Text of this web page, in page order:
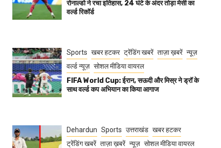
रोनाल्डो ने रचा इतिहास, 24 घंटे के अंदर तोड़ा मेसी का
वर्ल्ड रिकॉर्ड
Sports खबर हटकर ट्रेंडिंग खबरें ताज़ा ख़बरें न्यूज़
वर्ल्ड न्यूज़ सोशल मीडिया वायरल
FIFA World Cup: ईरान, सऊदी और मिस्र ने ड्रॉ के
साथ वर्ल्ड कप अभियान का किया आगाज
Dehardun Sports उत्तराखंड खबर हटकर
ट्रेंडिंग खबरें ताज़ा ख़बरें न्यूज़ सोशल मीडिया वायरल